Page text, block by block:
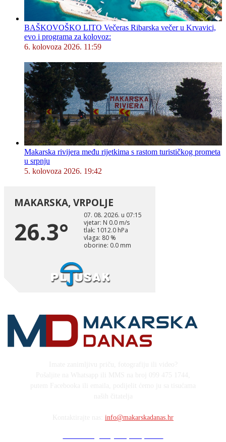
BAŠKOVOŠKO LITO Večeras Ribarska večer u Krvavici,
evo i programa za kolovoz:
6. kolovoza 2026. 11:59
Makarska rivijera među rijetkima s rastom turističkog prometa
u srpnju
5. kolovoza 2026. 19:42
info@makarskadanas.hr